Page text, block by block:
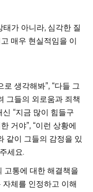
가 아니라, 심각한 질
매우 현실적임을 이
로 생각해봐”, “다들 그
그들의 외로움과 죄책
“지금 많이 힘들구
거야”, “이런 상황에
같이 그들의 감정을 있
세요.
고통에 대한 해결책을
체를 인정하고 이해